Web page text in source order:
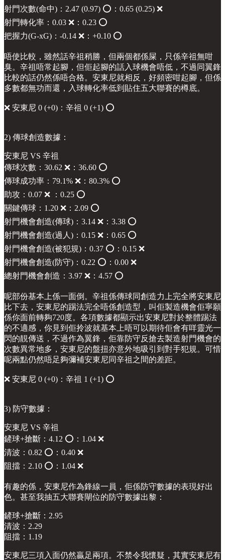
射門次數(命中)：2.47 (0.97) ⭕️：0.65 (0.25) ❌
射門轉化率：0.03 ❌：0.23 ⭕️
把握力(G-xG)：-0.14 ❌：+0.10 ⭕️
唔使比較，雖然話辛祖稍勝，但兩個都係屎，只係辛祖無咁
臭。辛祖唔常起腳，但佢起腳的話入球機會唔低，不過同翼鋒
比較的話仍然係唔合格。安東尼就相反，好頻密咁起腳，但係
多數都無功而還，入球轉化率低到貼住五大聯賽的樽底。
❌ 安東尼 0 (+0)：辛祖 0 (+1) ⭕️
2) 傳球創造數據：
安東尼 VS 辛祖
傳球次數：30.62 ❌：36.60 ⭕️
傳球成功率：79.1% ❌：80.3% ⭕️
助攻：0.07 ❌ ：0.25 ⭕️
關鍵傳球：1.20 ❌：2.09 ⭕️
射門機會創造(傳球)：3.14 ❌：3.38 ⭕️
射門機會創造(過人)：0.15 ❌：0.65 ⭕️
射門機會創造(被犯規)：0.37 ⭕️：0.15 ❌
射門機會創造(防守)：0.22 ⭕️：0.00 ❌
總射門機會創造：3.97 ❌：4.57 ⭕️
呢部份基本上係一面倒。辛祖係傳球同創造力上完全將安東尼
比下去，安東尼的踢法完全唔係創造型，叫佢製造機會佢寧願
係你面前轉夠720度。各項數據都顯示出安東尼對於整體踢法
的不適感，你見到佢拎波就基本上唔可以期待佢會有咩靈光一
閃的靚傳送，不過作為翼鋒，佢靠防守反搶去製造射門機會的
次數異常地多，安東尼的盤扭亦意外地吸引到對手犯規。可惜
呢兩點仍然唔足夠彌補安東尼同辛祖之間的差距。
❌ 安東尼 0 (+0)：辛祖 1 (+1) ⭕️
3) 防守數據：
安東尼 VS 辛祖
鏟球+搶斷：4.12 ⭕️：1.04 ❌
清波：0.82 ⭕️：0.40 ❌
阻擋：2.10 ⭕️：1.04 ❌
有趣的係，安東尼作為鋒線一員，佢係防守數據的表現好出
色。甚至我抽五大聯賽閘位的防守數據出黎：
鏟球+搶斷：2.95
清波：2.29
阻擋：1.19
安東尼三項入面仍然贏足兩項。不禁令我懷疑，其實安東尼有